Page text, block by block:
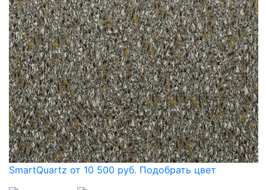
SmartQuartz от 10 500 руб. Подобрать цвет